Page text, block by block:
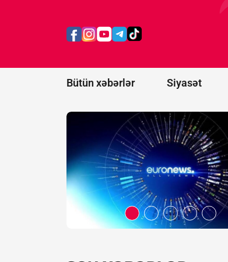
Bütün xəbərlər Siyasət
ekstremist
əlavə etdi